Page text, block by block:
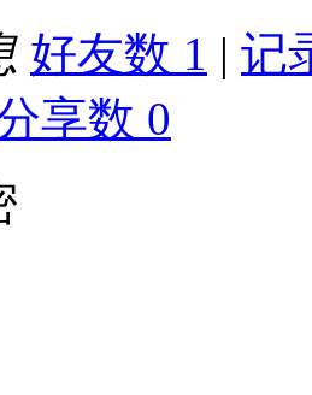
好友数 1 | 记
享数 0